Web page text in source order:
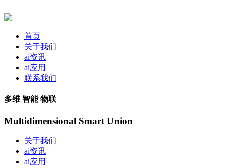
首页
关于我们
ai资讯
ai应用
联系我们
多维 智能 物联
Multidimensional Smart Union
关于我们
ai资讯
ai应用